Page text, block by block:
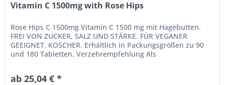
Vitamin C 1500mg with Rose Hips
Rose Hips C 1500mg Vitamin C 1500 mg mit Hagebutten.
FREI VON ZUCKER, SALZ UND STÄRKE. FÜR VEGANER
GEEIGNET. KOSCHER. Erhältlich in Packungsgrößen zu 90
und 180 Tabletten. Verzehrempfehlung Als
ab 25,04 € *